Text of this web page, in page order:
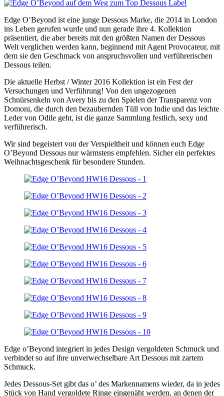
Edge O’Beyond ist eine junge Dessous Marke, die 2014 in London
ins Leben gerufen wurde und nun gerade ihre 4. Kollektion
präsentiert, die aber bereits mit den größten Namen der Dessous
Welt verglichen werden kann, beginnend mit Agent Provocateur, mit
dem sie den Geschmack von anspruchsvollen und verführerischen
Dessous teilen.
Die aktuelle Herbst / Winter 2016 Kollektion ist ein Fest der
Versuchungen und Verführung! Von den ungezogenen
Schnürsenkeln von Avery bis zu den Spielen der Transparenz von
Domoni, die durch den bezaubernden Tüll von Indie und das leichte
Leder von Odile geht, ist die ganze Sammlung festlich, sexy und
verführerisch.
Wir sind begeistert von der Verspieltheit und können euch Edge
O’Beyond Dessous nur wärmstens empfehlen. Sicher ein perfektes
Weihnachtsgeschenk für besondere Stunden.
Edge o’Beyond integriert in jedes Design vergoldeten Schmuck und
verbindet so auf ihre unverwechselbare Art Dessous mit zartem
Schmuck.
Jedes Dessous-Set gibt das o’ des Markennamens wieder, da in jedes
Stück von Hand vergoldete Ringe eingenäht werden, an denen der